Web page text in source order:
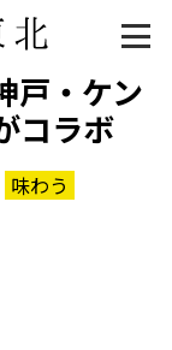
戸・ケン
コラボ
味わう